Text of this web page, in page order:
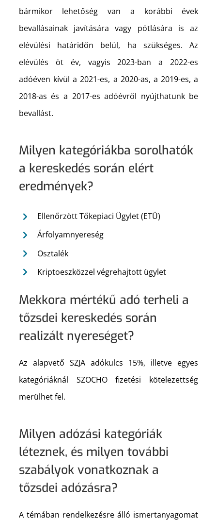
bármikor lehetőség van a korábbi évek
bevallásainak javítására vagy pótlására is az
elévülési határidőn belül, ha szükséges. Az
elévülés öt év, vagyis 2023-ban a 2022-es
adóéven kívül a 2021-es, a 2020-as, a 2019-es, a
2018-as és a 2017-es adóévről nyújthatunk be
bevallást.
Milyen kategóriákba sorolhatók
a kereskedés során elért
eredmények?
Ellenőrzött Tőkepiaci Ügylet (ETÜ)
Árfolyamnyereség
Osztalék
Kriptoeszközzel végrehajtott ügylet
Mekkora mértékű adó terheli a
tőzsdei kereskedés során
realizált nyereséget?
Az alapvető SZJA adókulcs 15%, illetve egyes
kategóriáknál SZOCHO fizetési kötelezettség
merülhet fel.
Milyen adózási kategóriák
léteznek, és milyen további
szabályok vonatkoznak a
tőzsdei adózásra?
A témában rendelkezésre álló ismertanyagomat